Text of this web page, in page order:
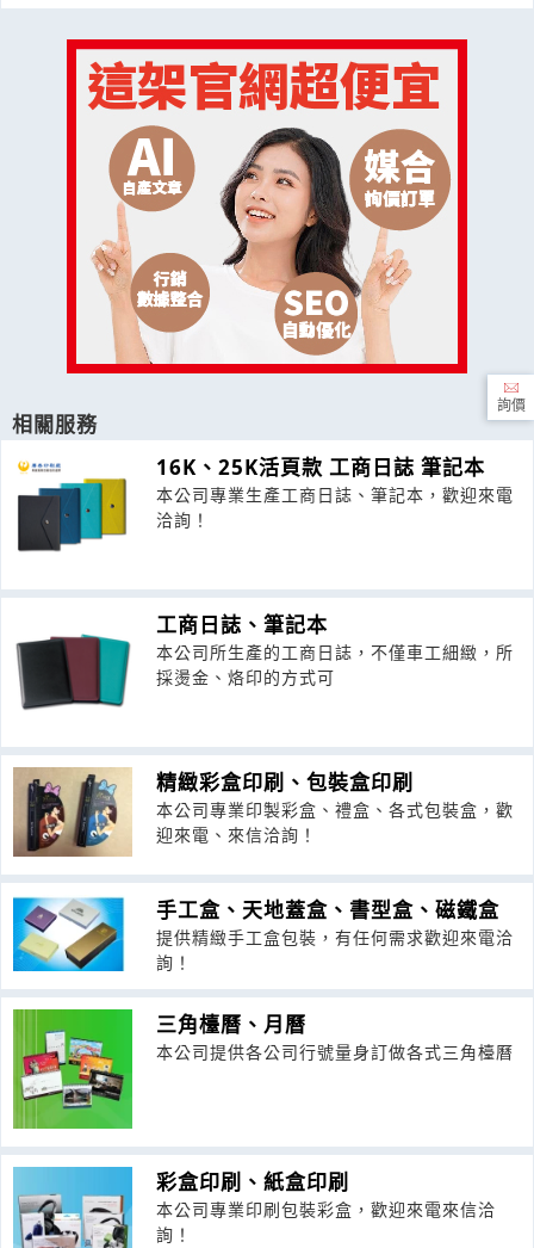
相關服務
16K、25K活頁款 工商日誌 筆記本
本公司專業生產工商日誌、筆記本，歡迎來電
洽詢！
工商日誌、筆記本
本公司所生產的工商日誌，不僅車工細緻，所
採燙金、烙印的方式可
精緻彩盒印刷、包裝盒印刷
本公司專業印製彩盒、禮盒、各式包裝盒，歡
迎來電、來信洽詢！
手工盒、天地蓋盒、書型盒、磁鐵盒
提供精緻手工盒包裝，有任何需求歡迎來電洽
詢！
三角檯曆、月曆
本公司提供各公司行號量身訂做各式三角檯曆
彩盒印刷、紙盒印刷
本公司專業印刷包裝彩盒，歡迎來電來信洽
詢！
詢價